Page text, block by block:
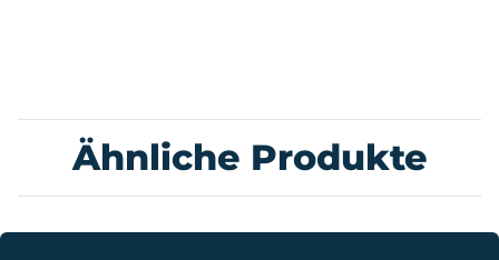
Ähnliche Produkte